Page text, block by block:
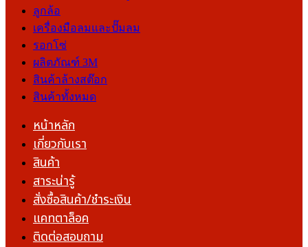
ลูกล้อ
เครื่องมือลมและปั๊มลม
รอกโซ่
ผลิตภัณฑ์ 3M
สินค้าล้างสต๊อก
สินค้าทั้งหมด
หน้าหลัก
เกี่ยวกับเรา
สินค้า
สาระน่ารู้
สั่งซื้อสินค้า/ชำระเงิน
แคทตาล็อค
ติดต่อสอบถาม